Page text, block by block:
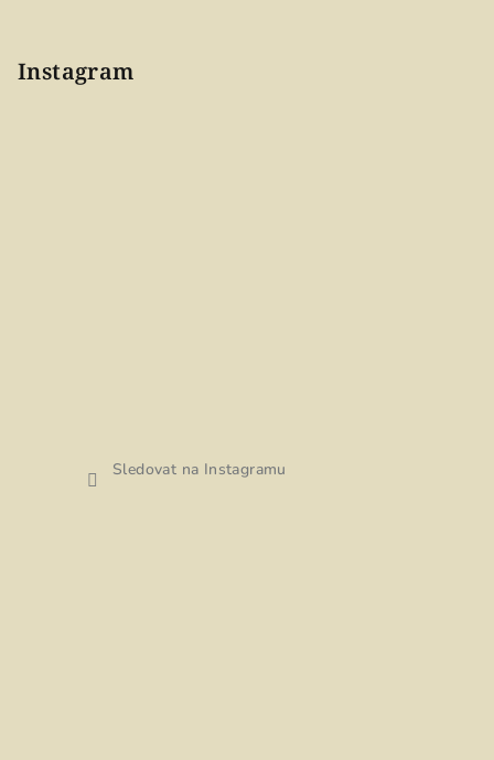
Instagram
Sledovat na Instagramu